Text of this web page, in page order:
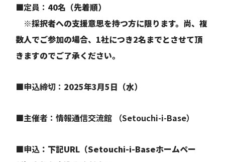
■定員： 40名（先着順）
※採択者への支援意思を持つ方に限ります。尚、複
数人でご参加の場合、1社につき2名までとさせて頂
きますのでご了承ください。
■申込締切： 2025年3月5日（水）
■主催者：情報通信交流館 （Setouchi-i-Base）
■申込 ：下記URL（Setouchi-i-Baseホームペー